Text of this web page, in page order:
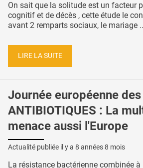
On sait que la solitude est un facteur
cognitif et de décès , cette étude le
avant 2 remparts sociaux, le mariage
LIRE LA SUITE
Journée européenne des
ANTIBIOTIQUES : La
menace aussi l'Europe
Actualité publiée il y a 8 années 8 mois
La résistance bactérienne combinée